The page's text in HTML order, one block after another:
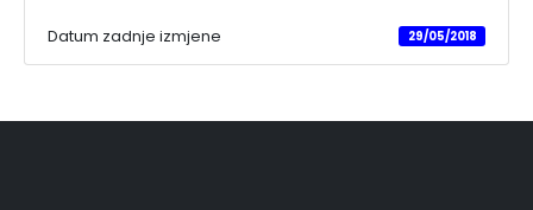
Datum zadnje izmjene 29/05/2018